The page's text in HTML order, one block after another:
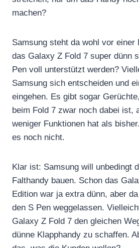
machen?
Samsung steht da wohl vor einer
das Galaxy Z Fold 7 super dünn
Pen voll unterstützt werden?
Samsung sich entscheiden und
eingehen. Es gibt sogar
beim Fold 7 zwar noch dabei ist,
weniger Funktionen hat als
es noch nicht.
Klar ist: Samsung will unbedingt
Falthandy bauen. Schon das
Edition war ja extra dünn, aber
den S Pen weggelassen.
Galaxy Z Fold 7 den gleichen
dünne Klapphandy zu schaffen.